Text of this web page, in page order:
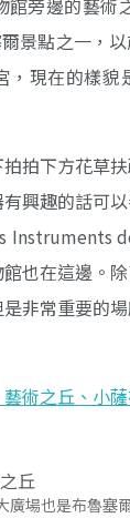
館旁邊的藝術
景點之一，
，現在的樣貌
拍下方花草
興趣的話可
Instruments
也在這邊。
非常重要的
藝術之丘、小
廣場也是布魯塞